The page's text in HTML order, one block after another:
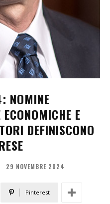
NOMINE
E
DEFINISCONO
29 NOVEMBRE 2024
Pinterest